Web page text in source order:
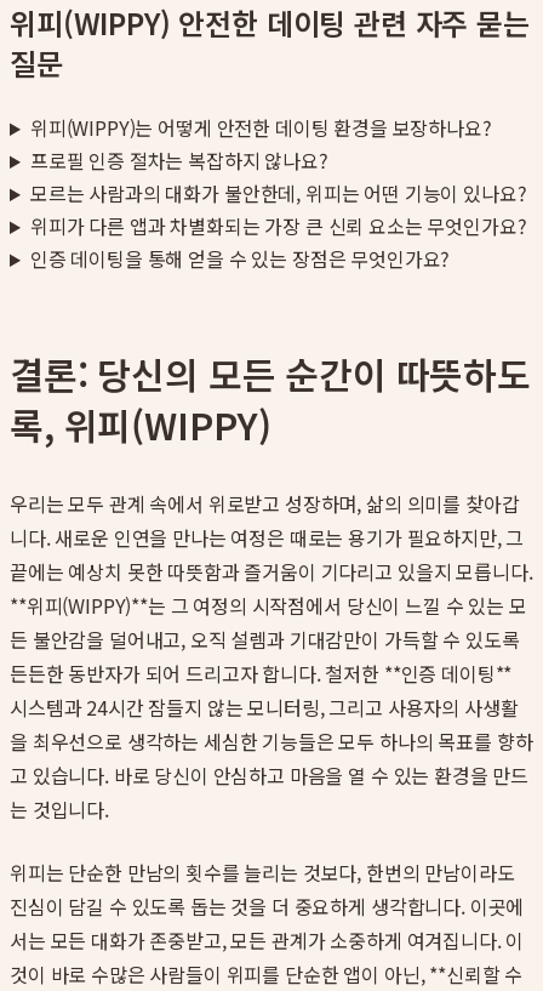
위피(WIPPY) 안전한 데이팅 관련 자주 묻는
질문
위피(WIPPY)는 어떻게 안전한 데이팅 환경을 보장하나요?
프로필 인증 절차는 복잡하지 않나요?
모르는 사람과의 대화가 불안한데, 위피는 어떤 기능이 있나요?
위피가 다른 앱과 차별화되는 가장 큰 신뢰 요소는 무엇인가요?
인증 데이팅을 통해 얻을 수 있는 장점은 무엇인가요?
결론: 당신의 모든 순간이 따뜻하도
록, 위피(WIPPY)
우리는 모두 관계 속에서 위로받고 성장하며, 삶의 의미를 찾아갑
니다. 새로운 인연을 만나는 여정은 때로는 용기가 필요하지만, 그
끝에는 예상치 못한 따뜻함과 즐거움이 기다리고 있을지 모릅니다.
**위피(WIPPY)**는 그 여정의 시작점에서 당신이 느낄 수 있는 모
든 불안감을 덜어내고, 오직 설렘과 기대감만이 가득할 수 있도록
든든한 동반자가 되어 드리고자 합니다. 철저한 **인증 데이팅**
시스템과 24시간 잠들지 않는 모니터링, 그리고 사용자의 사생활
을 최우선으로 생각하는 세심한 기능들은 모두 하나의 목표를 향하
고 있습니다. 바로 당신이 안심하고 마음을 열 수 있는 환경을 만드
는 것입니다.
위피는 단순한 만남의 횟수를 늘리는 것보다, 한번의 만남이라도
진심이 담길 수 있도록 돕는 것을 더 중요하게 생각합니다. 이곳에
서는 모든 대화가 존중받고, 모든 관계가 소중하게 여겨집니다. 이
것이 바로 수많은 사람들이 위피를 단순한 앱이 아닌, **신뢰할 수